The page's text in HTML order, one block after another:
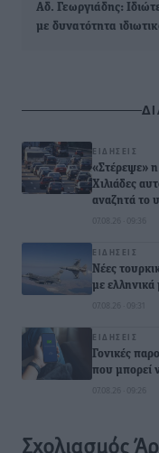
Αδ. Γεωργιάδης:
με δυνατότητα
ΕΙΔΉΣΕΙΣ
«Στέρεψε»
Χιλιάδες
αναζητά το
07.08.26 · 09:36
ΕΙΔΉΣΕΙΣ
Νέες
με ελληνικά
07.08.26 · 09:31
ΕΙΔΉΣΕΙΣ
Γονικές
που μπορεί
07.08.26 · 09:26
Σχολιασμός